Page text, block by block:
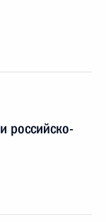
российско-